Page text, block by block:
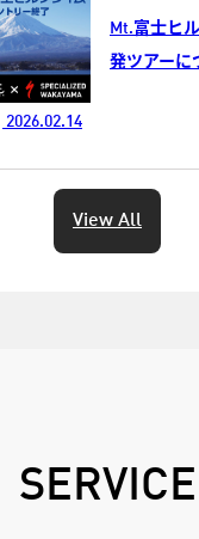
Mt.富士ヒ
発ツアーに
2026.02.14
View All
SERVICE